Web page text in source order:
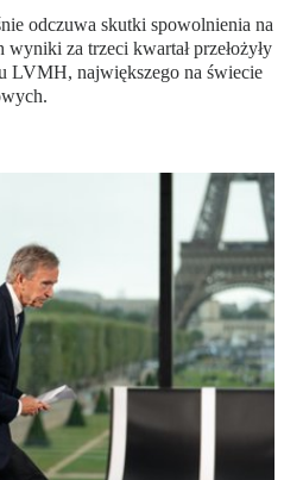
odczuwa skutki spowolnienia na
za trzeci kwartał przełożyły
LVMH, największego na świecie